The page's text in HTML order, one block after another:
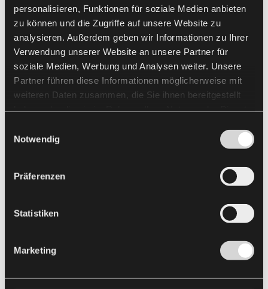
personalisieren, Funktionen für soziale Medien anbieten
zu können und die Zugriffe auf unsere Website zu
analysieren. Außerdem geben wir Informationen zu Ihrer
Verwendung unserer Website an unsere Partner für
soziale Medien, Werbung und Analysen weiter. Unsere
Partner führen diese Informationen möglicherweise mit
weiteren Daten zusammen, die Sie ihnen bereitgestellt
Notwendig
Präferenzen
Statistiken
Marketing